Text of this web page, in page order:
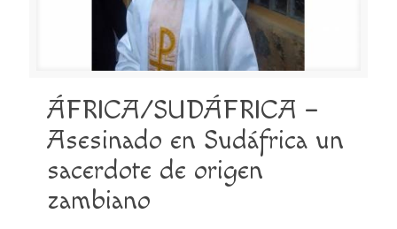
ÁFRICA/SUDÁFRICA –
Asesinado en Sudáfrica un
sacerdote de origen
zambiano